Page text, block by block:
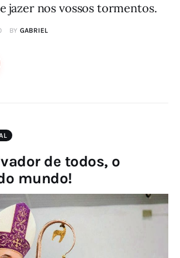
jazer nos vossos tor­mentos.
BY GABRIEL
de todos, o
mundo!